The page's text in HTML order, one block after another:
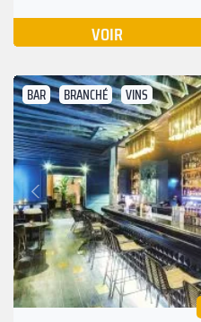
VOIR
BAR BRANCHÉ VINS
Précédent